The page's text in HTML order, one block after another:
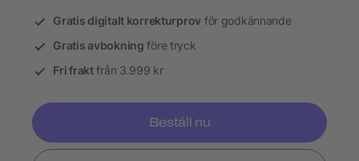
Gratis digitalt korrekturprov för godkännande
Gratis avbokning före tryck
Fri fraktfrån 3.999 kr
Beställ nu